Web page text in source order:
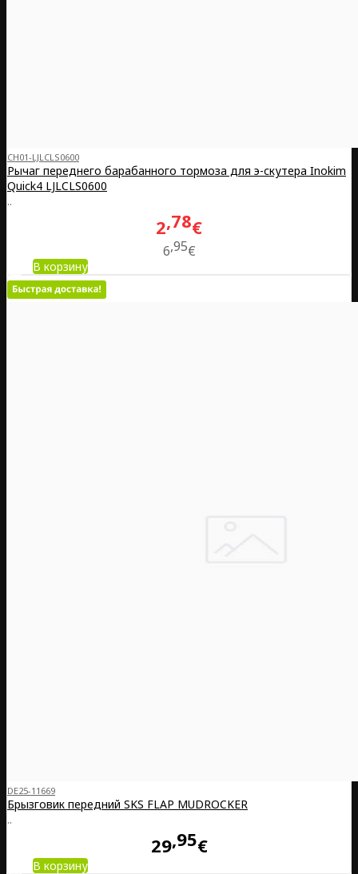
CH01-LJLCLS0600
Рычаг переднего барабанного тормоза для э-скутера Inokim
Quick4 LJLCLS0600
..
2 78€
6 95€
В корзину
DE25-11669
Брызговик передний SKS FLAP MUDROCKER
..
29 95€
В корзину